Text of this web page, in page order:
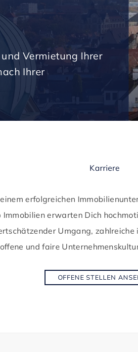
Vermietung Ihrer
Ihrer
Karriere
erfolgreichen
Immobilien erwarten Dich
Umgang,
offene und faire
OFFENE STELLEN